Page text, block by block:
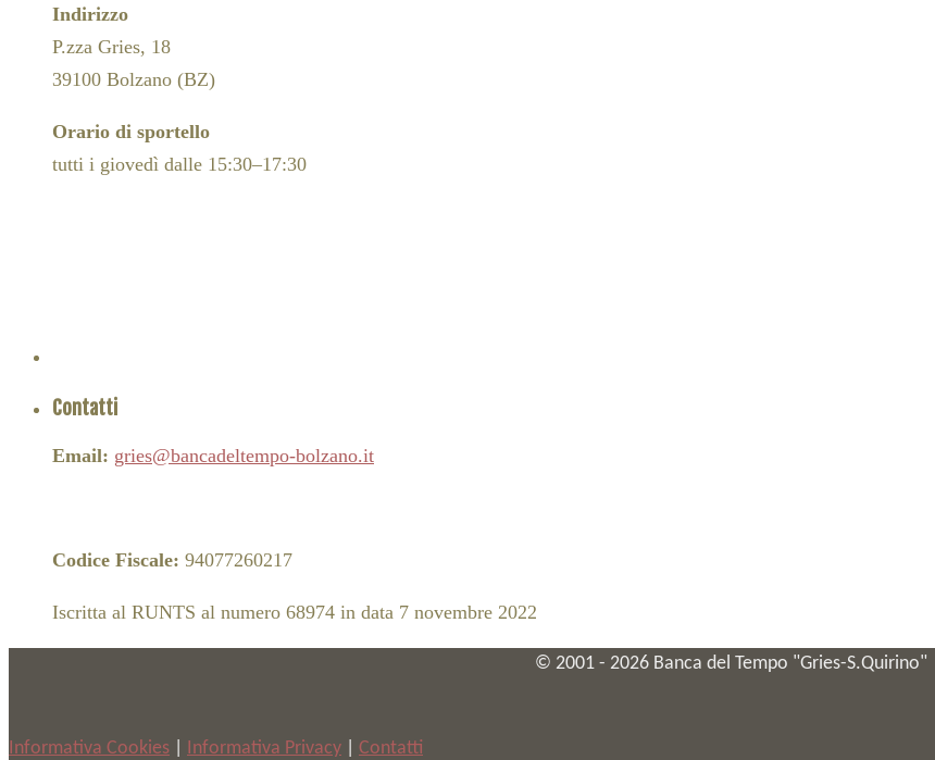
Indirizzo
P.zza Gries, 18
39100 Bolzano (BZ)
Orario di sportello
tutti i giovedì dalle 15:30–17:30
Contatti
Email: gries@bancadeltempo-bolzano.it
Codice Fiscale: 94077260217
Iscritta al RUNTS al numero 68974 in data 7 novembre 2022
© 2001 - 2026Banca del Tempo "Gries-S.Quirino"
Informativa Cookies Informativa Privacy Contatti